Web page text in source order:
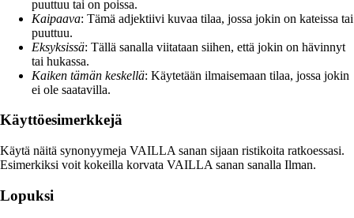
puuttuu tai on poissa.
Kaipaava: Tämä adjektiivi kuvaa tilaa, jossa jokin on kateissa tai
puuttuu.
Eksyksissä: Tällä sanalla viitataan siihen, että jokin on hävinnyt
tai hukassa.
Kaiken tämän keskellä: Käytetään ilmaisemaan tilaa, jossa jokin
ei ole saatavilla.
Käyttöesimerkkejä
Käytä näitä synonyymeja VAILLA sanan sijaan ristikoita ratkoessasi.
Esimerkiksi voit kokeilla korvata VAILLA sanan sanalla Ilman.
Lopuksi